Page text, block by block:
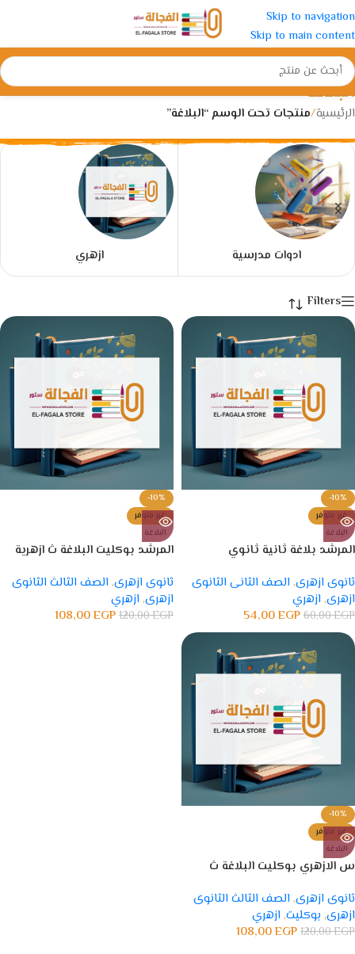
Skip to navigation
Skip to main content
البلاغة
الرئيسية/منتجات تحت الوسم “البلاغة”
ادوات مدرسية ازهري
Filters
-10%
غير متوفر
البلاغة
المرشد بلاغة ثانية ثانوي
ثانوى ازهرى, الصف الثانى الثانوى
ازهرى, ازهري
60,00EGP
54,00EGP
-10%
غير متوفر
البلاغة
المرشد بوكليت البلاغة ث ازهرية
ثانوى ازهرى, الصف الثالث الثانوى
ازهرى, ازهري
120,00EGP
108,00EGP
-10%
غير متوفر
البلاغة
س الازهري بوكليت البلاغة ث
ثانوى ازهرى, الصف الثالث الثانوى
ازهرى, بوكليت, ازهري
120,00EGP
108,00EGP